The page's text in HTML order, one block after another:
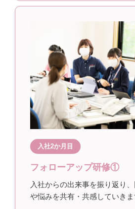
入社2か月目
フォローアップ研修①
入社からの出来事を振り返り
や悩みを共有・共感していきま